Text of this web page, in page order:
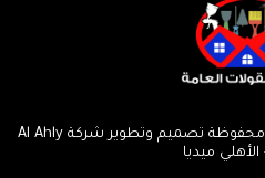
Copyright ©2025 جميع الحقوق محفوظة تصميم وتطوير شركة Al Ahly